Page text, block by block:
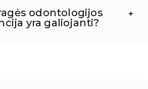
odontologijos
yra galiojanti?